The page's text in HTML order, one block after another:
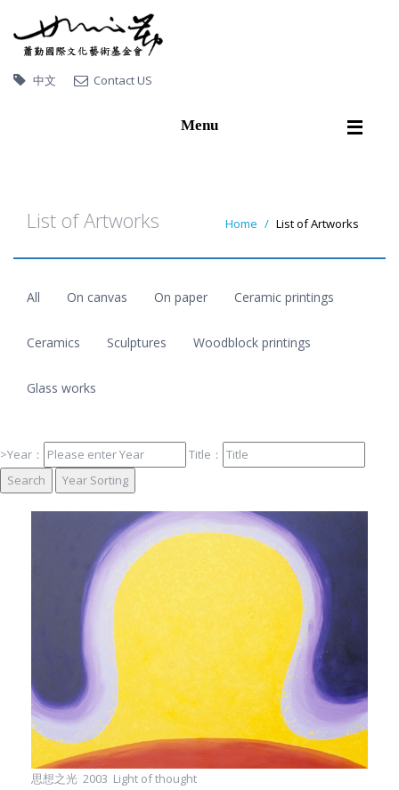
中文 Contact US
Menu
Artworks
Publications
List of Artworks Home List of Artworks
All On canvas On paper Ceramic printings
Ceramics Sculptures Woodblock printings
Glass works
>Year： Title：
思想之光 2003 Light of thought